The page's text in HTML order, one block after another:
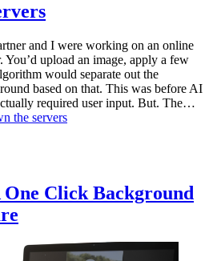
and I were working on an online
upload an image, apply a few
would separate out the
based on that. This was before AI
required user input. But. The…
the servers
One Click Background